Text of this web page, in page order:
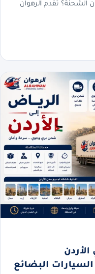
الشحنة؟ تقدم الرهوان
السيارات البضائع